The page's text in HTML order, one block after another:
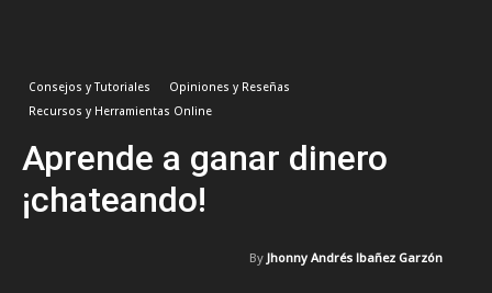
Consejos y Tutoriales
Opiniones y Reseñas
Recursos y Herramientas Online
Aprende a ganar dinero
¡chateando!
By Jhonny Andrés Ibañez Garzón